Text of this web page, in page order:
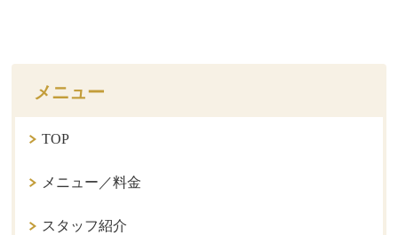
メニュー
TOP
メニュー／料金
スタッフ紹介